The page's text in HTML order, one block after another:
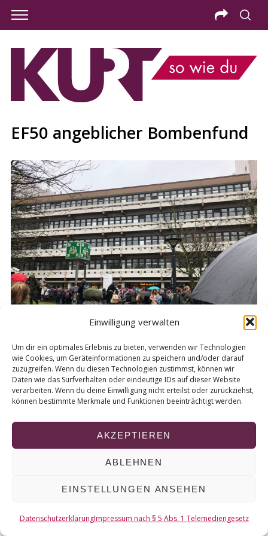
Einwilligung verwalten
Um dir ein optimales Erlebnis zu bieten, verwenden wir Technologien
wie Cookies, um Geräteinformationen zu speichern und/oder darauf
zuzugreifen. Wenn du diesen Technologien zustimmst, können wir
Daten wie das Surfverhalten oder eindeutige IDs auf dieser Website
verarbeiten. Wenn du deine Einwilligung nicht erteilst oder zurückziehst,
können bestimmte Merkmale und Funktionen beeinträchtigt werden.
AKZEPTIEREN
ABLEHNEN
EINSTELLUNGEN ANSEHEN
DatenschutzerklärungImpressum nach § 5 Abs. 1 Telemediengesetz
EF50 angeblicher Bombenfund
© 2026 KURT
NACH OBEN
S
e
a
r
c
h